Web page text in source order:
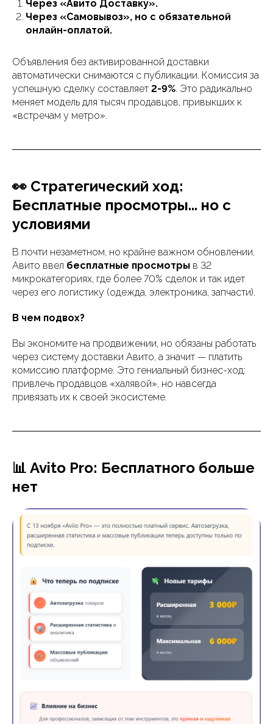
Через «Авито Доставку».
Через «Самовывоз», но с обязательной
онлайн-оплатой.
Объявления без активированной доставки
автоматически снимаются с публикации. Комиссия за
успешную сделку составляет 2-9%. Это радикально
меняет модель для тысяч продавцов, привыкших к
«встречам у метро».
👀 Стратегический ход:
Бесплатные просмотры... но с
условиями
В почти незаметном, но крайне важном обновлении,
Авито ввел бесплатные просмотры в 32
микрокатегориях, где более 70% сделок и так идет
через его логистику (одежда, электроника, запчасти).
В чем подвох?
Вы экономите на продвижении, но обязаны работать
через систему доставки Авито, а значит — платить
комиссию платформе. Это гениальный бизнес-ход:
привлечь продавцов «халявой», но навсегда
привязать их к своей экосистеме.
📊 Avito Pro: Бесплатного больше
нет